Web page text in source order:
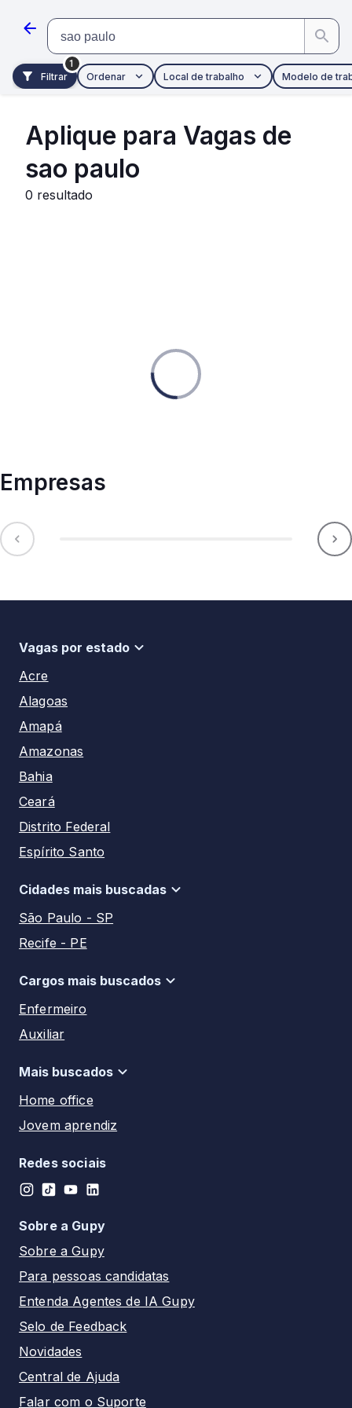
Pular para o conteúdo principal
sao paulo
Filtrar
1
Ordenar Local de trabalho Modelo de
Aplique para Vagas de
sao paulo
0 resultado
Empresas
Vagas por estado
Acre
Alagoas
Amapá
Amazonas
Bahia
Ceará
Distrito Federal
Espírito Santo
Mato Grosso
Mato Grosso do Sul
Minas Gerais
Pará
Paraíba
Pernambuco
Piauí
Rio de Janeiro
Rio Grande do Norte
Rio Grande do Sul
Roraima
Santa Catarina
São Paulo
Sergipe
Tocantins
Cidades mais buscadas
São Paulo - SP
Recife - PE
Aracaju - SE
Rio de Janeiro - RJ
Tatuí - SP
Santos - SP
Franca - SP
Cargos mais buscados
Enfermeiro
Auxiliar
Técnico de enfermagem
Auxiliar administrativo
Recepcionista
Analista
Advogado
Mais buscados
Home office
Jovem aprendiz
Redes sociais
Sobre a Gupy
Sobre a Gupy
Para pessoas candidatas
Entenda Agentes de IA Gupy
Selo de Feedback
Novidades
Central de Ajuda
Falar com o Suporte